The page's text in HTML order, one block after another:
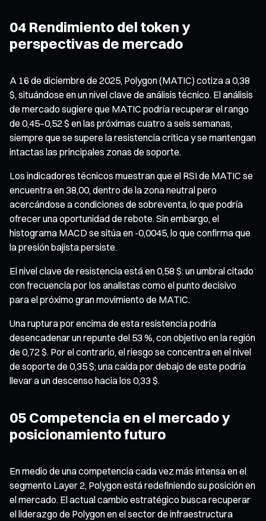
04 Rendimiento del token y
perspectivas de mercado
A 16 de diciembre de 2025, Polygon (MATIC) cotiza a 0,38
$, situándose en un nivel clave de análisis técnico. El análisis
de mercado sugiere que MATIC podría recuperar el rango
de 0,45–0,52 $ en las próximas cuatro a seis semanas,
siempre que se supere la resistencia crítica y se mantengan
intactas las principales zonas de soporte.
Los indicadores técnicos muestran que el RSI de MATIC se
encuentra en 38,00, dentro de la zona neutral pero
acercándose a condiciones de sobreventa, lo que podría
ofrecer una oportunidad de rebote. Sin embargo, el
histograma MACD se sitúa en -0,0045, lo que confirma que
la presión bajista persiste.
El nivel clave de resistencia está en 0,58 $: un umbral citado
con frecuencia por los analistas como el punto decisivo
para el próximo gran movimiento de MATIC.
Una ruptura por encima de esta resistencia podría
desencadenar un repunte del 53 %, con objetivo en la región
de 0,72 $. Por el contrario, el riesgo se concentra en el nivel
de soporte de 0,35 $; una caída por debajo de este podría
llevar a un descenso hacia los 0,33 $.
05 Competencia en el mercado y
posicionamiento futuro
En medio de una competencia cada vez más intensa en el
segmento Layer 2, Polygon está redefiniendo su posición en
el mercado. El actual cambio estratégico busca recuperar
el liderazgo de Polygon en el sector de infraestructura